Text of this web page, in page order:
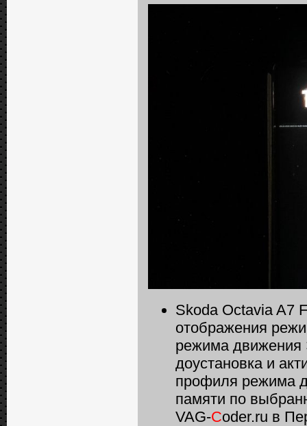
Skoda Octavia A7
отображения
режима движения
доустановка и
профиля режима
памяти по
VAG-Coder.ru в